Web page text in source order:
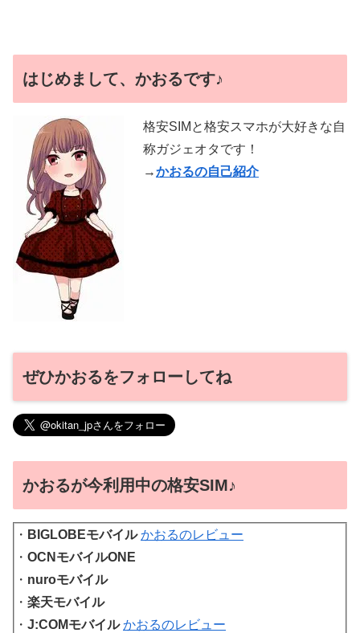
はじめまして、かおるです♪
格安SIMと格安スマホが大好きな自
称ガジェオタです！
→かおるの自己紹介
ぜひかおるをフォローしてね
かおるが今利用中の格安SIM♪
・ BIGLOBEモバイル かおるのレビュー
・ OCNモバイルONE
・ nuroモバイル
・ 楽天モバイル
・ J:COMモバイル かおるのレビュー